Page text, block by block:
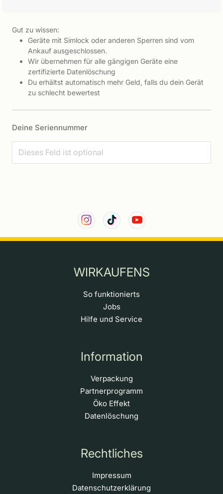
Gut zu wissen:
Geräte mit Simlock oder anderen Sperren sind vom
Ankauf ausgeschlossen.
Wir übernehmen für alle gängigen Geräte eine
zertifizierte Datenlöschung
Du erhältst automatisch mehr Geld, falls du dein Gerät
zu schlecht bewertest
Deine Seriennummer
WIRKAUFENS
So funktionierts
Jobs
Hilfe und Service
Information
Verpackung
Partnerprogramm
Öko Effekt
Datenlöschung
Rechtliches
Impressum
Datenschutzerklärung